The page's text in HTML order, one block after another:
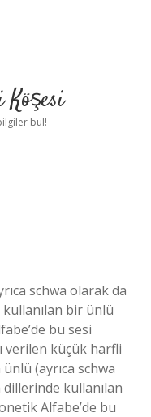
bul!
schwa olarak da
bir ünlü
bu sesi
verilen küçük harfli
(ayrıca schwa
kullanılan
Alfabe’de bu